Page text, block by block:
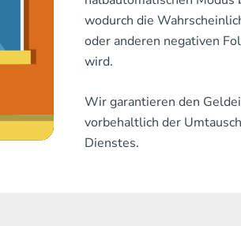
wodurch die
oder anderen negativen
wird.
Wir garantieren den
vorbehaltlich der
Dienstes.